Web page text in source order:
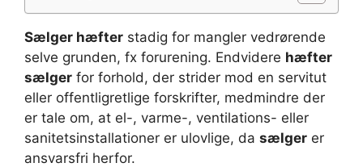
Sælger hæfter stadig for mangler vedrørende
selve grunden, fx forurening. Endvidere hæfter
sælger for forhold, der strider mod en servitut
eller offentligretlige forskrifter, medmindre der
er tale om, at el-, varme-, ventilations- eller
sanitetsinstallationer er ulovlige, da sælger er
ansvarsfri herfor.